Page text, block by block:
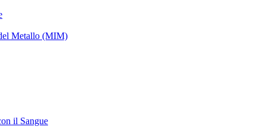
Metallo (MIM)
il Sangue